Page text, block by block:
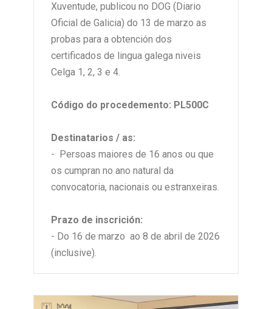
Xuventude, publicou no DOG (Diario
Oficial de Galicia) do 13 de marzo as
probas para a obtención dos
certificados de lingua galega niveis
Celga 1, 2, 3 e 4.
Código do procedemento: PL500C
Destinatarios / as:
- Persoas maiores de 16 anos ou que
os cumpran no ano natural da
convocatoria, nacionais ou estranxeiras.
Prazo de inscrición:
- Do 16 de marzo ao 8 de abril de 2026
(inclusive).